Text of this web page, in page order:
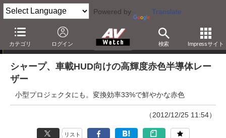
Powered by Translate
カテゴリ ログイン 検索 Impressサイト
ニュース
シャープ、車載HUD向けの高輝度赤色半導体レー
ザー
小型プロジェクタにも。変換効率33%で鮮やかな赤色
（2012/12/25 11:54）
リスト